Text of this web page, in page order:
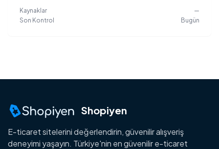
Kaynaklar
—
Son Kontrol
Bugün
Shopiyen
E-ticaret sitelerini değerlendirin, güvenilir alışveriş
deneyimi yaşayın. Türkiye'nin en güvenilir e-ticaret